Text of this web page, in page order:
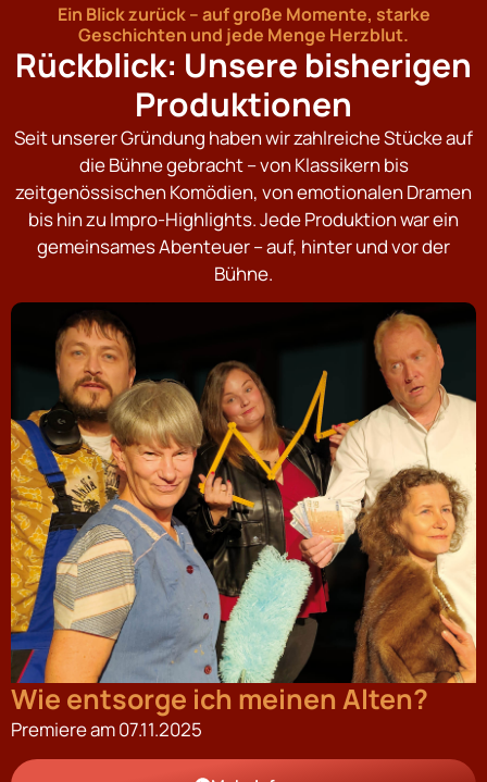
Ein Blick zurück – auf große Momente, starke
Geschichten und jede Menge Herzblut.
Rückblick: Unsere bisherigen
Produktionen
Seit unserer Gründung haben wir zahlreiche Stücke auf
die Bühne gebracht – von Klassikern bis
zeitgenössischen Komödien, von emotionalen Dramen
bis hin zu Impro-Highlights. Jede Produktion war ein
gemeinsames Abenteuer – auf, hinter und vor der
Bühne.
Erdenbürger
Premiere am 15.03.2025